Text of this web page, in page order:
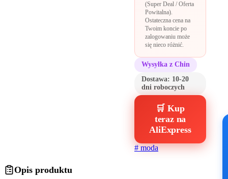
(Super Deal / Oferta
Powitalna).
Ostateczna cena na
Twoim koncie po
zalogowaniu może
się nieco różnić.
Wysyłka z Chin
Dostawa: 10-20
dni roboczych
🛒 Kup
teraz na
AliExpress
#moda
Opis produktu